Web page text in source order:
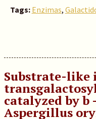
Tags: Enzimas,
Substrate-
catalyzed by b
Aspergillus